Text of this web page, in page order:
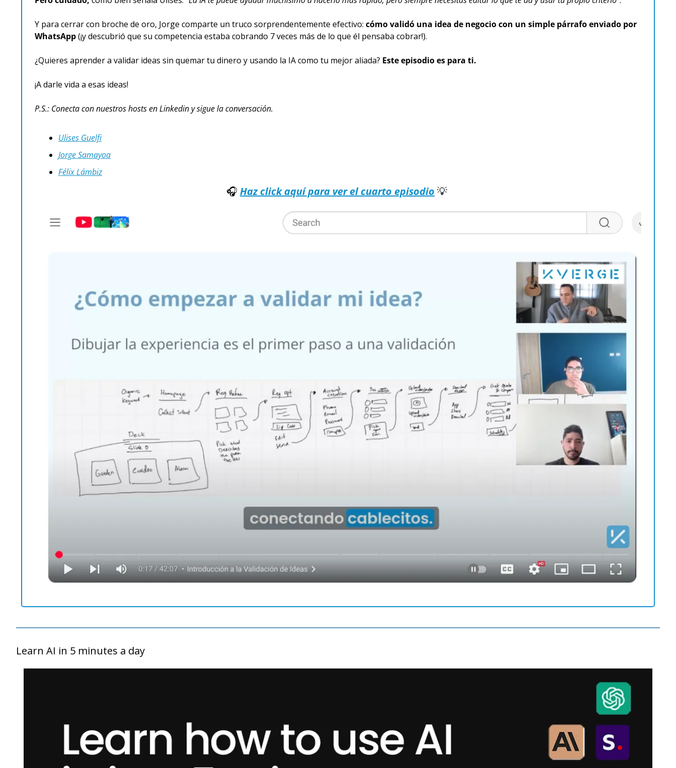
Y para cerrar con broche de oro, Jorge comparte un truco sorprendentemente efectivo: cómo validó una idea de negocio con un simple párrafo enviado por
WhatsApp (¡y descubrió que su competencia estaba cobrando 7 veces más de lo que él pensaba cobrar!).
¿Quieres aprender a validar ideas sin quemar tu dinero y usando la IA como tu mejor aliada? Este episodio es para ti.
¡A darle vida a esas ideas!
P.S.: Conecta con nuestros hosts en Linkedin y sigue la conversación.
Ulises Guelfi
Jorge Samayoa
Félix Lámbiz
🎧 Haz click aquí para ver el cuarto episodio 💡
Learn AI in 5 minutes a day